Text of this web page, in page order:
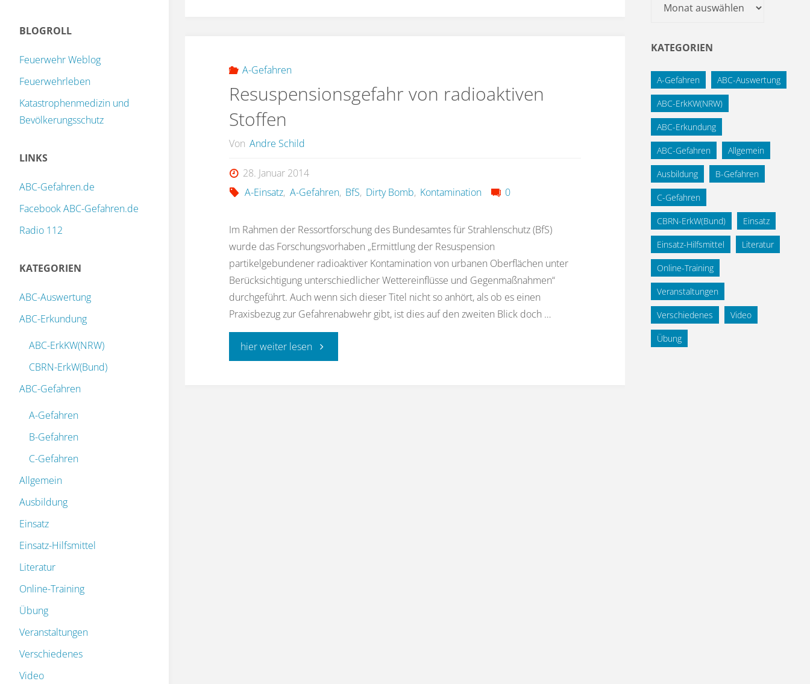
A-Gefahren
Resuspensionsgefahr von radioaktiven
Stoffen
Von Andre Schild
28. Januar 2014
A-Einsatz, A-Gefahren, BfS, Dirty Bomb, Kontamination 0
Im Rahmen der Ressortforschung des Bundesamtes für Strahlenschutz (BfS)
wurde das Forschungsvorhaben „Ermittlung der Resuspension
partikelgebundener radioaktiver Kontamination von urbanen Oberflächen unter
Berücksichtigung unterschiedlicher Wettereinflüsse und Gegenmaßnahmen“
durchgeführt. Auch wenn sich dieser Titel nicht so anhört, als ob es einen
Praxisbezug zur Gefahrenabwehr gibt, ist dies auf den zweiten Blick doch …
hier weiter lesen"Resuspensionsgefahr
BLOGROLL
Feuerwehr Weblog
Feuerwehrleben
Katastrophenmedizin und
Bevölkerungsschutz
LINKS
ABC-Gefahren.de
Facebook ABC-Gefahren.de
Radio 112
KATEGORIEN
ABC-Auswertung
ABC-Erkundung
ABC-ErkKW(NRW)
CBRN-ErkW(Bund)
ABC-Gefahren
A-Gefahren
B-Gefahren
C-Gefahren
Allgemein
Ausbildung
Einsatz
Einsatz-Hilfsmittel
Literatur
Online-Training
Übung
Veranstaltungen
Verschiedenes
Video
KATEGORIEN
A-Gefahren ABC-Auswertung
ABC-ErkKW(NRW)
ABC-Erkundung
ABC-Gefahren Allgemein
Ausbildung B-Gefahren
C-Gefahren
CBRN-ErkW(Bund) Einsatz
Einsatz-Hilfsmittel Literatur
Online-Training
Veranstaltungen
Verschiedenes Video
Übung